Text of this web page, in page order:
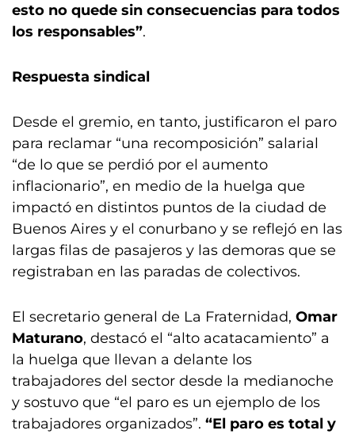
esto no quede sin consecuencias para todos
los responsables”.
Respuesta sindical
Desde el gremio, en tanto, justificaron el paro
para reclamar “una recomposición” salarial
“de lo que se perdió por el aumento
inflacionario”, en medio de la huelga que
impactó en distintos puntos de la ciudad de
Buenos Aires y el conurbano y se reflejó en las
largas filas de pasajeros y las demoras que se
registraban en las paradas de colectivos.
El secretario general de La Fraternidad, Omar
Maturano, destacó el “alto acatacamiento” a
la huelga que llevan a delante los
trabajadores del sector desde la medianoche
y sostuvo que “el paro es un ejemplo de los
trabajadores organizados”. “El paro es total y